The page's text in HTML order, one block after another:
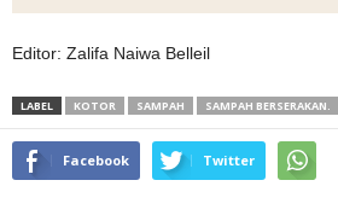
Editor: Zalifa Naiwa Belleil
LABEL KOTOR SAMPAH SAMPAH BERSERAKAN.
Facebook Twitter